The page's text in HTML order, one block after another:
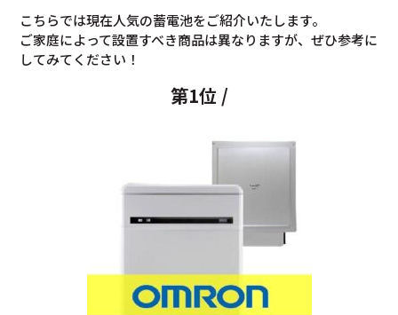
こちらでは現在人気の蓄電池をご紹介いたします。
ご家庭によって設置すべき商品は異なりますが、ぜひ参考に
してみてください！
第1位 /